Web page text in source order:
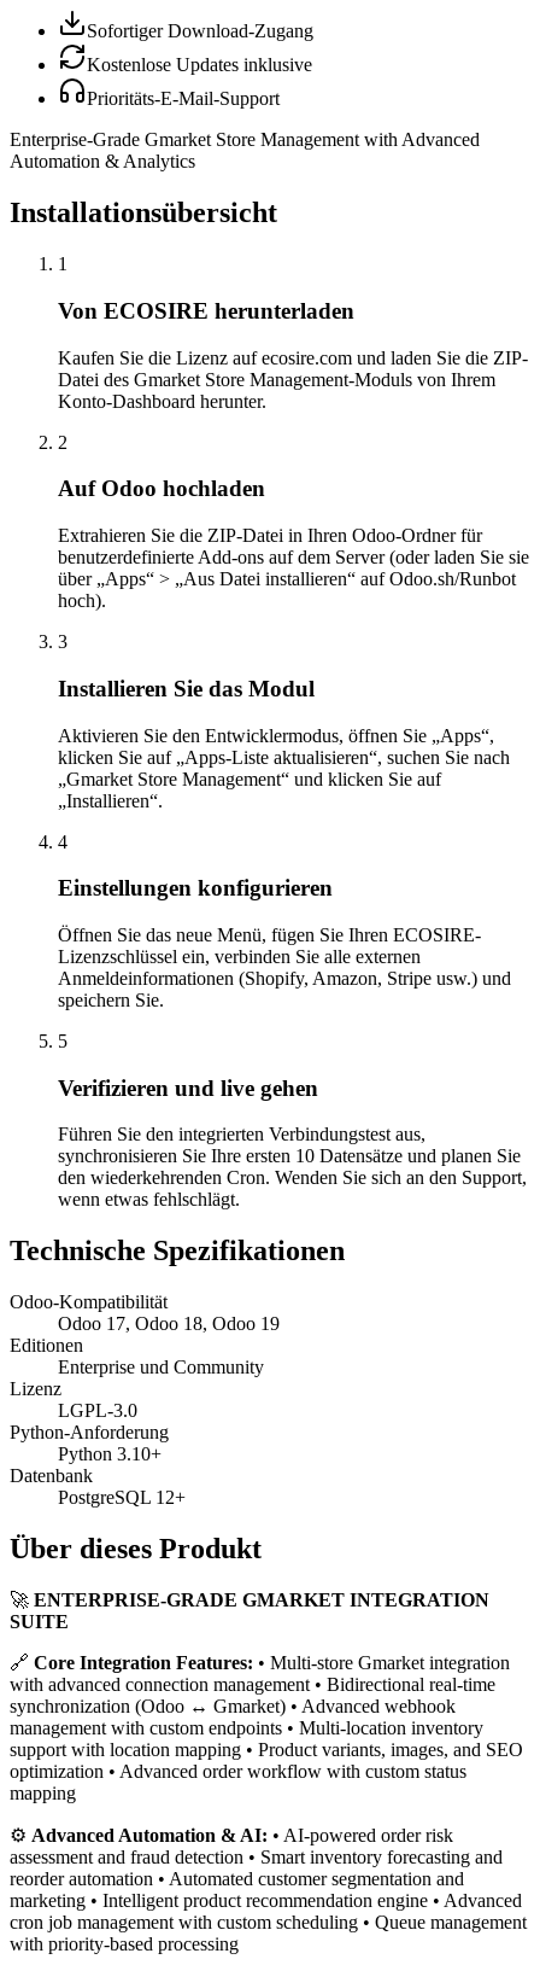
Sofortiger Download-Zugang
Kostenlose Updates inklusive
Prioritäts-E-Mail-Support
Enterprise-Grade Gmarket Store Management with Advanced
Automation & Analytics
Installationsübersicht
1
Von ECOSIRE herunterladen
Kaufen Sie die Lizenz auf ecosire.com und laden Sie die ZIP-
Datei des Gmarket Store Management-Moduls von Ihrem
Konto-Dashboard herunter.
2
Auf Odoo hochladen
Extrahieren Sie die ZIP-Datei in Ihren Odoo-Ordner für
benutzerdefinierte Add-ons auf dem Server (oder laden Sie sie
über „Apps“ > „Aus Datei installieren“ auf Odoo.sh/Runbot
hoch).
3
Installieren Sie das Modul
Aktivieren Sie den Entwicklermodus, öffnen Sie „Apps“,
klicken Sie auf „Apps-Liste aktualisieren“, suchen Sie nach
„Gmarket Store Management“ und klicken Sie auf
„Installieren“.
4
Einstellungen konfigurieren
Öffnen Sie das neue Menü, fügen Sie Ihren ECOSIRE-
Lizenzschlüssel ein, verbinden Sie alle externen
Anmeldeinformationen (Shopify, Amazon, Stripe usw.) und
speichern Sie.
5
Verifizieren und live gehen
Führen Sie den integrierten Verbindungstest aus,
synchronisieren Sie Ihre ersten 10 Datensätze und planen Sie
den wiederkehrenden Cron. Wenden Sie sich an den Support,
wenn etwas fehlschlägt.
Technische Spezifikationen
Odoo-Kompatibilität
Odoo 17, Odoo 18, Odoo 19
Editionen
Enterprise und Community
Lizenz
LGPL-3.0
Python-Anforderung
Python 3.10+
Datenbank
PostgreSQL 12+
Über dieses Produkt
🚀 ENTERPRISE-GRADE GMARKET INTEGRATION
SUITE
🔗 Core Integration Features: • Multi-store Gmarket integration
with advanced connection management • Bidirectional real-time
synchronization (Odoo ↔ Gmarket) • Advanced webhook
management with custom endpoints • Multi-location inventory
support with location mapping • Product variants, images, and SEO
optimization • Advanced order workflow with custom status
mapping
⚙️ Advanced Automation & AI: • AI-powered order risk
assessment and fraud detection • Smart inventory forecasting and
reorder automation • Automated customer segmentation and
marketing • Intelligent product recommendation engine • Advanced
cron job management with custom scheduling • Queue management
with priority-based processing